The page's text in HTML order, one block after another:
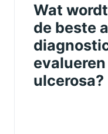
Wat
de beste
ulcerosa?